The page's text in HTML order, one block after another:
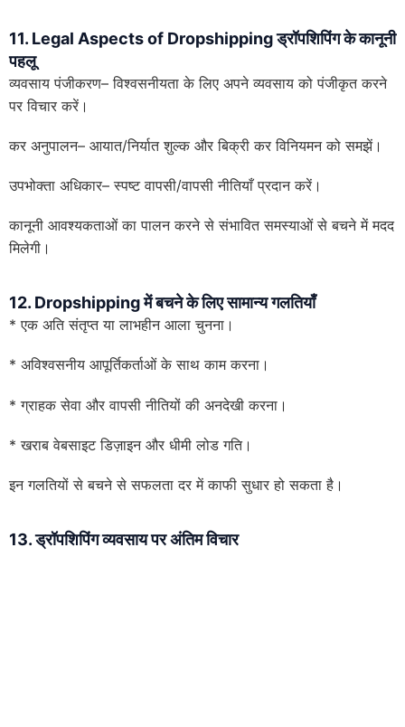
11. Legal Aspects of Dropshippingड्रॉपशिपिंग के कानूनी
पहलू
व्यवसाय पंजीकरण– विश्वसनीयता के लिए अपने व्यवसाय को पंजीकृत करने
पर विचार करें।
कर अनुपालन– आयात/निर्यात शुल्क और बिक्री कर विनियमन को समझें।
उपभोक्ता अधिकार– स्पष्ट वापसी/वापसी नीतियाँ प्रदान करें।
कानूनी आवश्यकताओं का पालन करने से संभावित समस्याओं से बचने में मदद
मिलेगी।
12. Dropshipping में बचने के लिए सामान्य गलतियाँ
* एक अति संतृप्त या लाभहीन आला चुनना।
* अविश्वसनीय आपूर्तिकर्ताओं के साथ काम करना।
* ग्राहक सेवा और वापसी नीतियों की अनदेखी करना।
* खराब वेबसाइट डिज़ाइन और धीमी लोड गति।
इन गलतियों से बचने से सफलता दर में काफी सुधार हो सकता है।
13. ड्रॉपशिपिंग व्यवसाय पर अंतिम विचार